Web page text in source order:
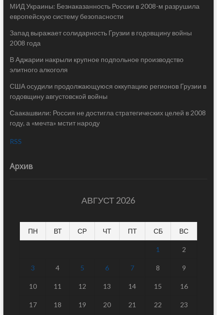
МИД Украины: Безнаказанность России в 2008-м разрушила
европейскую систему безопасности
Запад выражает солидарность Грузии в годовщину войны
2008 года
В Аджарии накрыли крупное подпольное производство
элитного алкоголя
США осудили продолжающуюся оккупацию регионов Грузии в
годовщину августовской войны
Саакашвили: Россия не достигла стратегических целей в 2008
году, а «мечта» мстит народу
RSS
Архив
АВГУСТ 2026
ПН ВТ СР ЧТ ПТ СБ ВС
1 2
3 4 5 6 7 8 9
10 11 12 13 14 15 16
17 18 19 20 21 22 23